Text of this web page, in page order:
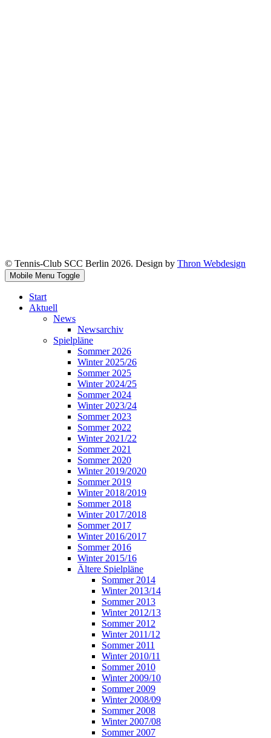
© Tennis-Club SCC Berlin 2026. Design by Thron Webdesign
Mobile Menu Toggle
Start
Aktuell
News
Newsarchiv
Spielpläne
Sommer 2026
Winter 2025/26
Sommer 2025
Winter 2024/25
Sommer 2024
Winter 2023/24
Sommer 2023
Sommer 2022
Winter 2021/22
Sommer 2021
Sommer 2020
Winter 2019/2020
Sommer 2019
Winter 2018/2019
Sommer 2018
Winter 2017/2018
Sommer 2017
Winter 2016/2017
Sommer 2016
Winter 2015/16
Ältere Spielpläne
Sommer 2014
Winter 2013/14
Sommer 2013
Winter 2012/13
Sommer 2012
Winter 2011/12
Sommer 2011
Winter 2010/11
Sommer 2010
Winter 2009/10
Sommer 2009
Winter 2008/09
Sommer 2008
Winter 2007/08
Sommer 2007